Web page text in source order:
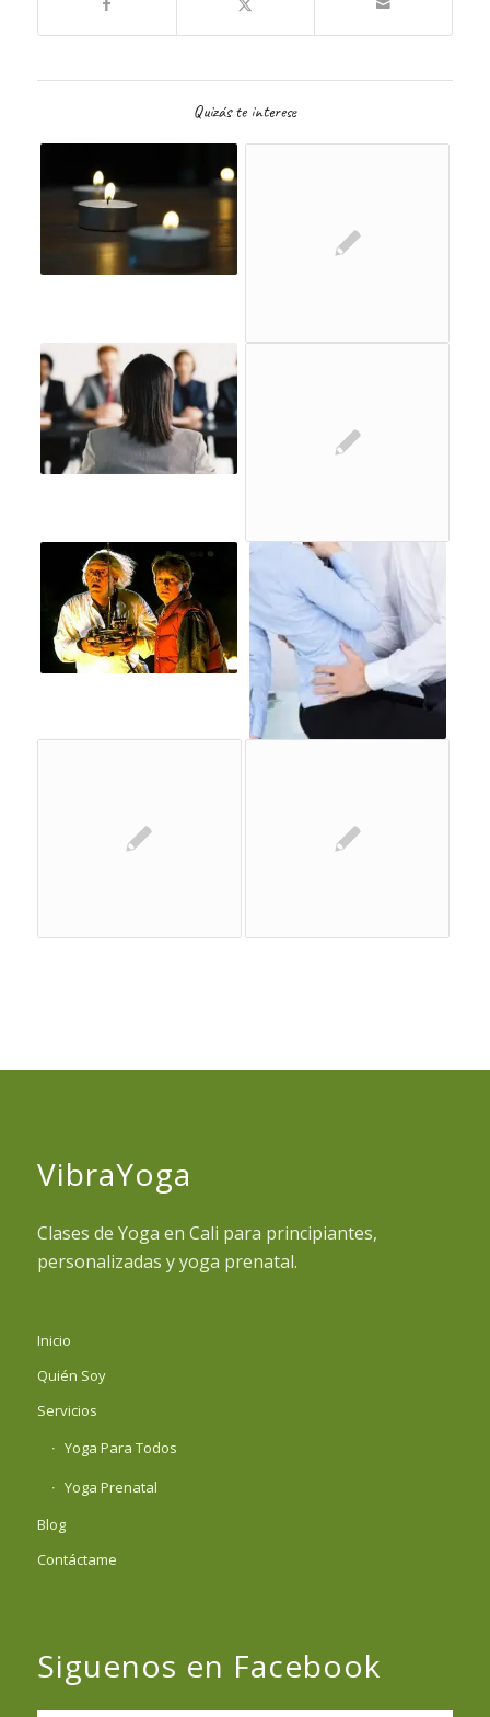
Quizás te interese
VibraYoga
Clases de Yoga en Cali para principiantes,
personalizadas y yoga prenatal.
Inicio
Quién Soy
Servicios
Yoga Para Todos
Yoga Prenatal
Blog
Contáctame
Siguenos en Facebook